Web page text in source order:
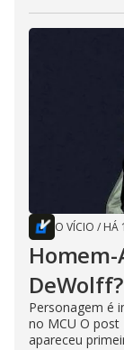
O VÍCIO / HÁ
Homem-
DeWolff?
Personagem é
no MCU O post
apareceu